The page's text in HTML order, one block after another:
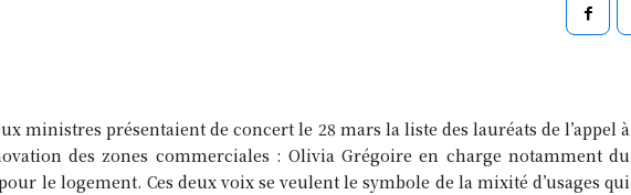
ministres présentaient de concert le 28 mars la liste des lauréats de l’appel à
des zones commerciales : Olivia Grégoire en charge notamment du
le logement. Ces deux voix se veulent le symbole de la mixité d’usages qui